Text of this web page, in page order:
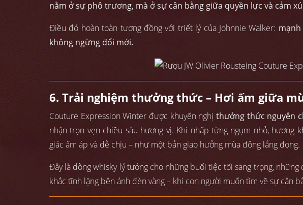
nằm ở sự phô trương, mà ở sự cân bằng giữa quyền lực và cảm
Điều đó hoàn toàn tương đồng với triết lý của Johnnie Walker:
không ngừng đổi mới.
6. Trải nghiệm thưởng thức – Hơi ấm giữa
Couture Expression Winter được khuyến nghị thưởng thức nguyên
nhận trọn vẹn chiều sâu hương vị. Khi nhấp từng ngụm nhỏ, hương
giác ấm áp và dễ chịu – như một bản giao hưởng mùa đông lắng đọng.
Đây là dòng whisky lý tưởng cho những buổi tiệc tối sang trọng,
khắc tĩnh lặng bên ánh đèn vàng – khi con người muốn tìm về sự cân